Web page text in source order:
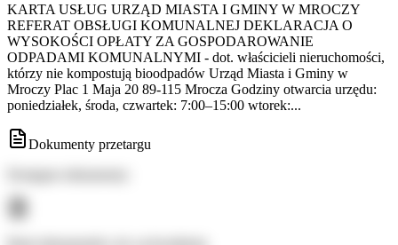
KARTA USŁUG URZĄD MIASTA I GMINY W MROCZY
REFERAT OBSŁUGI KOMUNALNEJ DEKLARACJA O
WYSOKOŚCI OPŁATY ZA GOSPODAROWANIE
ODPADAMI KOMUNALNYMI - dot. właścicieli nieruchomości,
którzy nie kompostują bioodpadów Urząd Miasta i Gminy w
Mroczy Plac 1 Maja 20 89-115 Mrocza Godziny otwarcia urzędu:
poniedziałek, środa, czwartek: 7:00–15:00 wtorek:...
Dokumenty przetargu